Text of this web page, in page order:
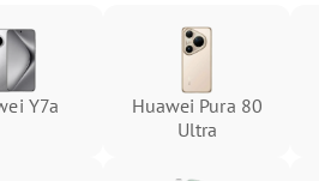
Y7a
Huawei Pura 80
Ultra